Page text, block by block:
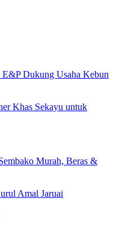
Dukung Usaha Kebun
Khas Sekayu untuk
Murah, Beras &
Amal Jaruai